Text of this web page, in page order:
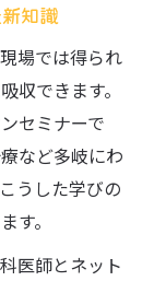
知識
場では得られ
収できます。
セミナーで
など多岐にわ
うした学びの
す。
医師とネット